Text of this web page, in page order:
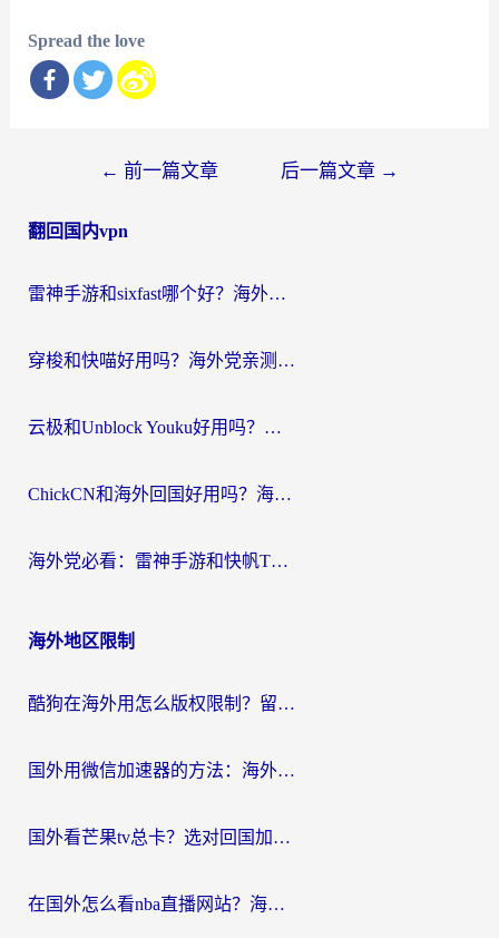
Spread the love
导
← 前一篇文章 后一篇文章 →
翻回国内vpn
雷神手游和sixfast哪个好？海外党亲测3款回国加速器，教你选对不踩坑
穿梭和快喵好用吗？海外党亲测：小众加速器对比+番茄加速器深度体验
云极和Unblock Youku好用吗？海外党亲测+2026回国加速器避坑指南
ChickCN和海外回国好用吗？海外党2026亲测：从手游到影音，选对加速器的3个关键
海外党必看：雷神手游和快帆TV版好用吗？3步选对回国加速器不踩坑
海外地区限制
酷狗在海外用怎么版权限制？留学生亲测：3步解决听国内音乐难题
国外用微信加速器的方法：海外党无缝连接国内生活的实用指南
国外看芒果tv总卡？选对回国加速器，轻松追《浪姐》不费劲
在国外怎么看nba直播网站？海外党专属体育观赛指南，告别地区限制！